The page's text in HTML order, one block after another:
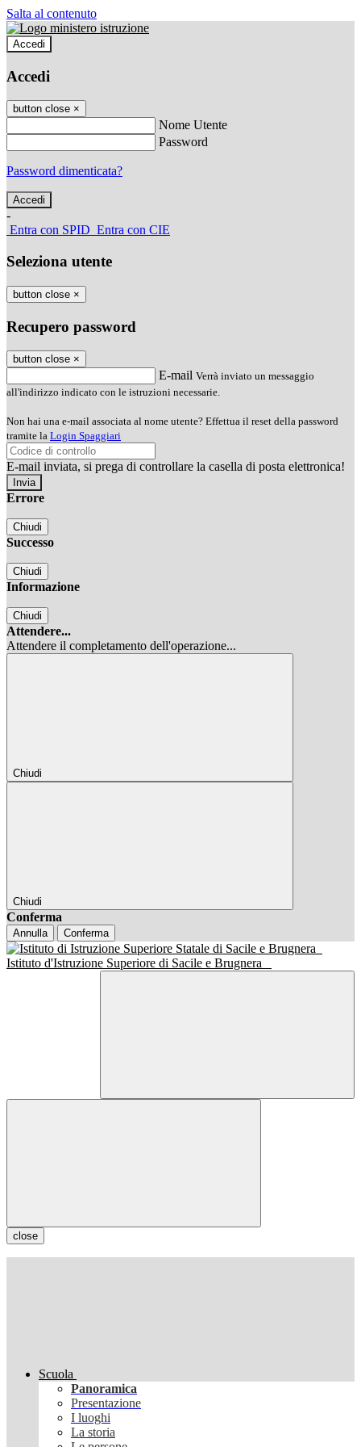
Salta al contenuto
Accedi
Accedi
button close ×
Nome Utente
Password
Password dimenticata?
-
Entra con SPID Entra con CIE
Seleziona utente
button close ×
Recupero password
button close ×
E-mail Verrà inviato un messaggio
all'indirizzo indicato con le istruzioni necessarie.
Non hai una e-mail associata al nome utente? Effettua il reset della password
tramite la Login Spaggiari
E-mail inviata, si prega di controllare la casella di posta elettronica!
Errore
Chiudi
Successo
Chiudi
Informazione
Chiudi
Attendere...
Attendere il completamento dell'operazione...
Chiudi
Chiudi
Conferma
Annulla Conferma
Istituto d'Istruzione Superiore di Sacile e Brugnera
close
Scuola
Panoramica
Presentazione
I luoghi
La storia